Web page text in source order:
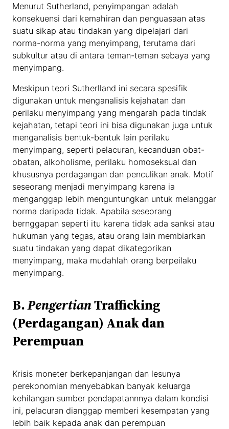
Menurut Sutherland, penyimpangan adalah
konsekuensi dari kemahiran dan penguasaan atas
suatu sikap atau tindakan yang dipelajari dari
norma-norma yang menyimpang, terutama dari
subkultur atau di antara teman-teman sebaya yang
menyimpang.
Meskipun teori Sutherlland ini secara spesifik
digunakan untuk menganalisis kejahatan dan
perilaku menyimpang yang mengarah pada tindak
kejahatan, tetapi teori ini bisa digunakan juga untuk
menganalisis bentuk-bentuk lain perilaku
menyimpang, seperti pelacuran, kecanduan obat-
obatan, alkoholisme, perilaku homoseksual dan
khususnya perdagangan dan penculikan anak. Motif
seseorang menjadi menyimpang karena ia
menganggap lebih menguntungkan untuk melanggar
norma daripada tidak. Apabila seseorang
bernggapan seperti itu karena tidak ada sanksi atau
hukuman yang tegas, atau orang lain membiarkan
suatu tindakan yang dapat dikategorikan
menyimpang, maka mudahlah orang berpeilaku
menyimpang.
B.PengertianTrafficking
(Perdagangan) Anak dan
Perempuan
Krisis moneter berkepanjangan dan lesunya
perekonomian menyebabkan banyak keluarga
kehilangan sumber pendapatannnya dalam kondisi
ini, pelacuran dianggap memberi kesempatan yang
lebih baik kepada anak dan perempuan